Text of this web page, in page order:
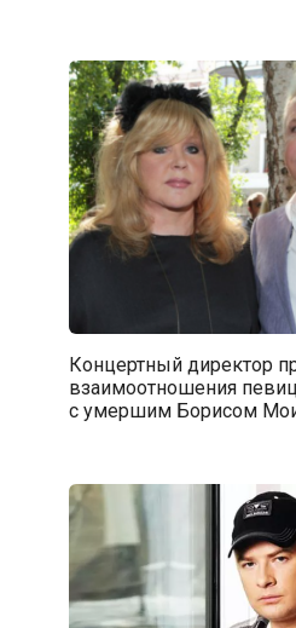
Концертный директор
взаимоотношения
с умершим Борисом